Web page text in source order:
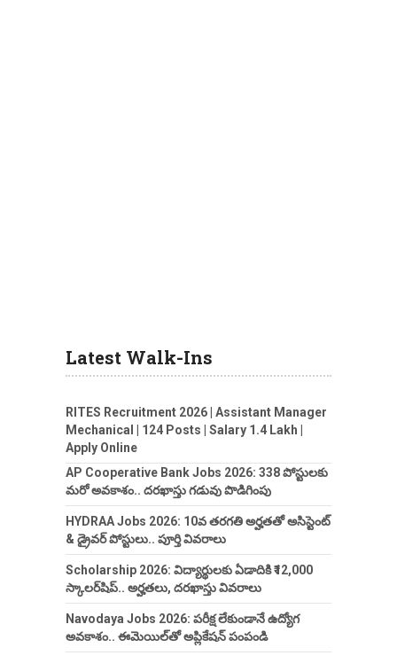
Latest Walk-Ins
RITES Recruitment 2026 | Assistant Manager
Mechanical | 124 Posts | Salary 1.4 Lakh |
Apply Online
AP Cooperative Bank Jobs 2026: 338 పోస్టులకు
మరో అవకాశం.. దరఖాస్తు గడువు పొడిగింపు
HYDRAA Jobs 2026: 10వ తరగతి అర్హతతో అసిస్టెంట్
& డ్రైవర్ పోస్టులు.. పూర్తి వివరాలు
Scholarship 2026: విద్యార్థులకు ఏడాదికి ₹12,000
స్కాలర్‌షిప్.. అర్హతలు, దరఖాస్తు వివరాలు
Navodaya Jobs 2026: పరీక్ష లేకుండానే ఉద్యోగ
అవకాశం.. ఈమెయిల్‌తో అప్లికేషన్ పంపండి